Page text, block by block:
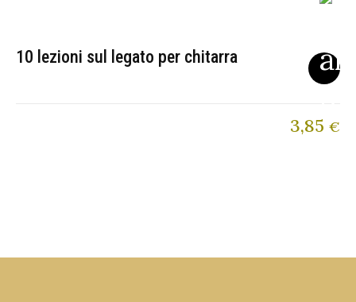
10 lezioni sul legato per chitarra
3,85 €